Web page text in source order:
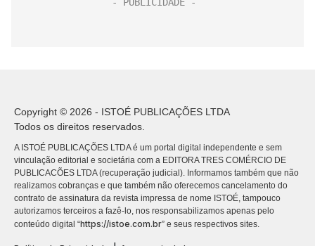
Copyright © 2026 - ISTOÉ PUBLICAÇÕES LTDA
Todos os direitos reservados.
A ISTOÉ PUBLICAÇÕES LTDA é um portal digital independente e sem
vinculação editorial e societária com a EDITORA TRES COMÉRCIO DE
PUBLICACÕES LTDA (recuperação judicial). Informamos também que não
realizamos cobranças e que também não oferecemos cancelamento do
contrato de assinatura da revista impressa de nome ISTOÉ, tampouco
autorizamos terceiros a fazê-lo, nos responsabilizamos apenas pelo
conteúdo digital “https://istoe.com.br” e seus respectivos sites.